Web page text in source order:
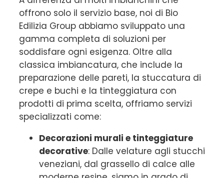
offrono solo il servizio base, noi di Bio
Edilizia Group abbiamo sviluppato una
gamma completa di soluzioni per
soddisfare ogni esigenza. Oltre alla
classica imbiancatura, che include la
preparazione delle pareti, la stuccatura di
crepe e buchi e la tinteggiatura con
prodotti di prima scelta, offriamo servizi
specializzati come:
Decorazioni murali e tinteggiature
decorative: Dalle velature agli stucchi
veneziani, dal grassello di calce alle